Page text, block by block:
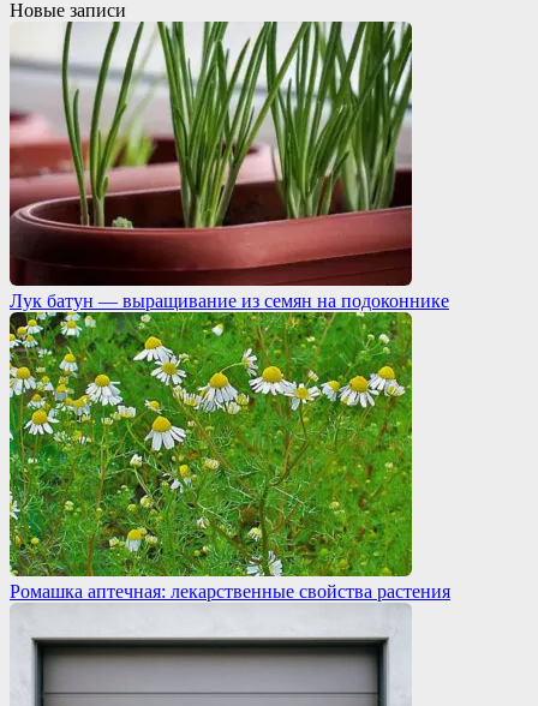
Новые записи
Лук батун — выращивание из семян на подоконнике
Ромашка аптечная: лекарственные свойства растения